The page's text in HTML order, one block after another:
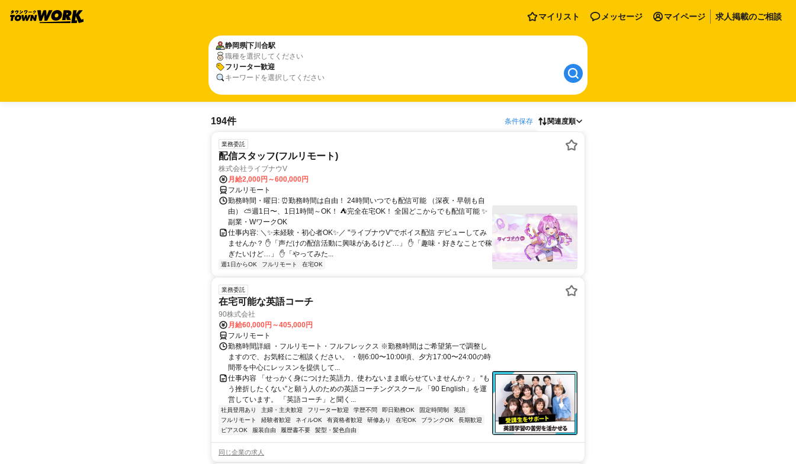
マイリスト メッセージ マイページ 求人掲載のご相談
静岡県下川合駅
職種を選択してください
フリーター歓迎
キーワードを選択してください
194件 条件保存 関連度順
業務委託
配信スタッフ(フルリモート)
株式会社ライブナウV
月給2,000円～600,000円
フルリモート
勤務時間・曜日: ⏰勤務時間は自由！ 24時間いつでも配信可能 （深夜・早朝も自
由） ⛅週1日〜、1日1時間～OK！ ⛺完全在宅OK！ 全国どこからでも配信可能 ✨
副業・WワークOK
仕事内容: ＼✨未経験・初心者OK✨／ "ライブナウV"でボイス配信 デビューしてみ
ませんか？ ✋「声だけの配信活動に興味があるけど…」 ✋「趣味・好きなことで稼
ぎたいけど…」 ✋「やってみた...
週1日からOK フルリモート 在宅OK
業務委託
在宅可能な英語コーチ
90株式会社
月給60,000円～405,000円
フルリモート
勤務時間詳細 ・フルリモート・フルフレックス ※勤務時間はご希望第一で調整し
ますので、お気軽にご相談ください。 ・朝6:00〜10:00頃、夕方17:00〜24:00の時
間帯を中心にレッスンを提供して...
仕事内容 「せっかく身につけた英語力、使わないまま眠らせていませんか？」 “も
う挫折したくない”と願う人のための英語コーチングスクール 「90 English」を運
営しています。 「英語コーチ」と聞く...
社員登用あり 主婦・主夫歓迎 フリーター歓迎 学歴不問 即日勤務OK 固定時間制
英語
フルリモート
経験者歓迎 ネイルOK 有資格者歓迎 研修あり 在宅OK ブランクOK
長期歓迎
ピアスOK
服装自由 履歴書不要 髪型・髪色自由
同じ企業の求人